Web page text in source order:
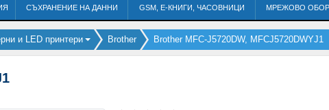
СЪХРАНЕНИЕ НА ДАННИ GSM, Е-КНИГИ, ЧАСОВНИЦИ МРЕЖОВО
и LED принтери Brother Brother MFC-J5720DW, MFCJ5720DWYJ1